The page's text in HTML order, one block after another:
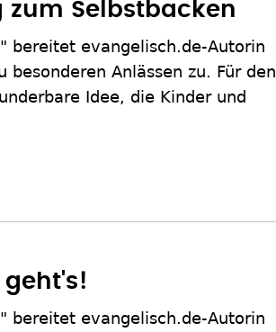
zum Selbstbacken
bereitet evangelisch.de-Autorin
Anlässen zu. Für den
Idee, die Kinder und
geht's!
bereitet evangelisch.de-Autorin